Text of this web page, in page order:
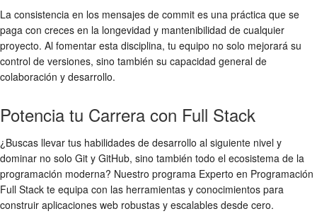
La consistencia en los mensajes de commit es una práctica que se
paga con creces en la longevidad y mantenibilidad de cualquier
proyecto. Al fomentar esta disciplina, tu equipo no solo mejorará su
control de versiones, sino también su capacidad general de
colaboración y desarrollo.
Potencia tu Carrera con Full Stack
¿Buscas llevar tus habilidades de desarrollo al siguiente nivel y
dominar no solo Git y GitHub, sino también todo el ecosistema de la
programación moderna? Nuestro programa Experto en Programación
Full Stack te equipa con las herramientas y conocimientos para
construir aplicaciones web robustas y escalables desde cero.